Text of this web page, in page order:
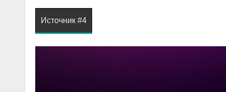
Источник #4